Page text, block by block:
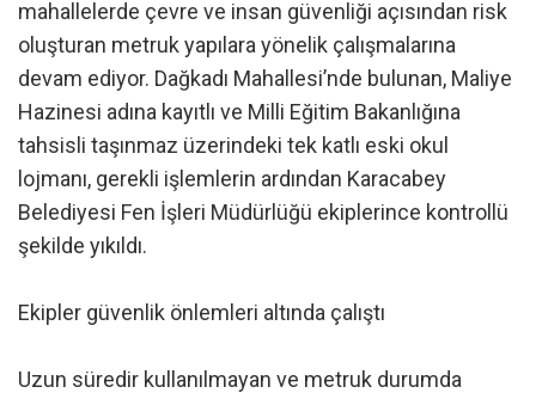
mahallelerde çevre ve insan güvenliği açısından risk
oluşturan metruk yapılara yönelik çalışmalarına
devam ediyor. Dağkadı Mahallesi’nde bulunan, Maliye
Hazinesi adına kayıtlı ve Milli Eğitim Bakanlığına
tahsisli taşınmaz üzerindeki tek katlı eski okul
lojmanı, gerekli işlemlerin ardından Karacabey
Belediyesi Fen İşleri Müdürlüğü ekiplerince kontrollü
şekilde yıkıldı.
Ekipler güvenlik önlemleri altında çalıştı
Uzun süredir kullanılmayan ve metruk durumda